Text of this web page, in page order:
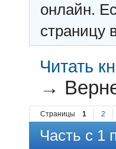
онлайн.
страницу
Читать
→
Страницы 1 2
Часть с 1